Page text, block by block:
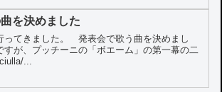
を決めました
ってきました。 発表会で歌う曲を決めまし
すが、プッチーニの「ボエーム」の第一幕の二
...